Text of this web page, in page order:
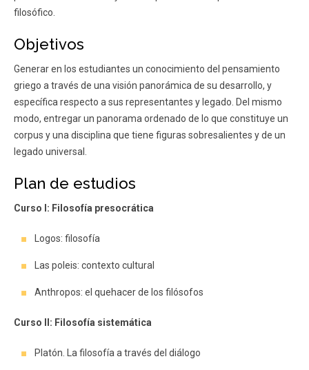
filosófico.
Objetivos
Generar en los estudiantes un conocimiento del pensamiento
griego a través de una visión panorámica de su desarrollo, y
específica respecto a sus representantes y legado. Del mismo
modo, entregar un panorama ordenado de lo que constituye un
corpus y una disciplina que tiene figuras sobresalientes y de un
legado universal.
Plan de estudios
Curso I: Filosofía presocrática
Logos: filosofía
Las poleis: contexto cultural
Anthropos: el quehacer de los filósofos
Curso II: Filosofía sistemática
Platón. La filosofía a través del diálogo